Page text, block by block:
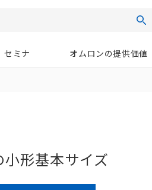
セミナ オムロンの提供価値
形基本サイズ